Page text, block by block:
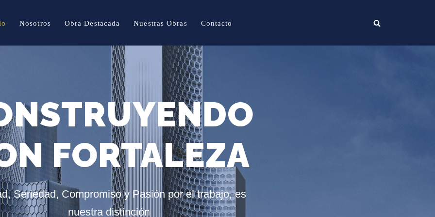
Nosotros Obra Destacada Nuestras Obras Contacto
FORTALEZA
Seriedad, Compromiso y Pasión por el trabajo, es
nuestra distinción